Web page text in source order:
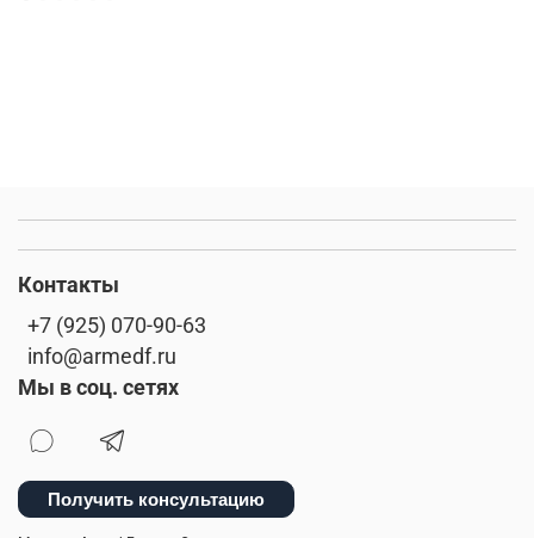
Контакты
+7 (925) 070-90-63
info@armedf.ru
Мы в соц. сетях
Получить консультацию